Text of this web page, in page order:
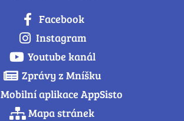
Facebook
Instagram
Youtube kanál
Zprávy z Mníšku
Mobilní aplikace AppSisto
Mapa stránek